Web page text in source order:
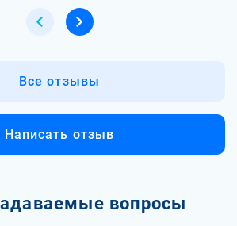
Все отзывы
Написать отзыв
вопросы